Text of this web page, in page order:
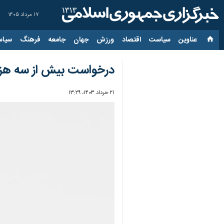
۱۷ مرداد ۱۴۰۵
عناوین‌ سیاست اقتصاد ورزش جهان جامعه فرهنگ
درخواست بیش از سه
۲۱ خرداد ۱۴۰۳، ۱۳:۲۹